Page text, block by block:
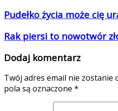
Pudełko życia może cię
Rak piersi to nowotwór
Dodaj komentarz
Twój adres email nie zostanie
pola są oznaczone *